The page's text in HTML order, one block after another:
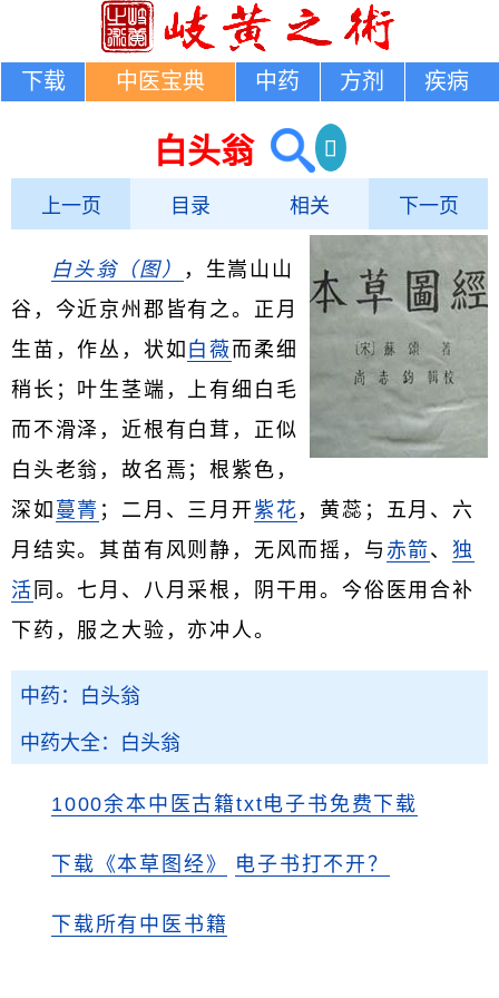
下载 中医宝典 中药 方剂 疾病
白头翁
上一页 目录 相关 下一页
白头翁（图）
，生嵩山山
谷，今近京州郡皆有之。正月
生苗，作丛，状如 白薇 而柔细
稍长；叶生茎端，上有细白毛
而不滑泽，近根有白茸，正似
白头老翁，故名焉；根紫色，
深如 蔓菁 ；二月、三月开紫花 ，黄蕊；五月、六
月结实。其苗有风则静，无风而摇，与 赤箭、独
活 同。七月、八月采根，阴干用。今俗医用合补
下药，服之大验，亦冲人。
中药：白头翁
中药大全：白头翁
1000余本中医古籍txt电子书免费下载
下载《本草图经》 电子书打不开？
下载所有中医书籍